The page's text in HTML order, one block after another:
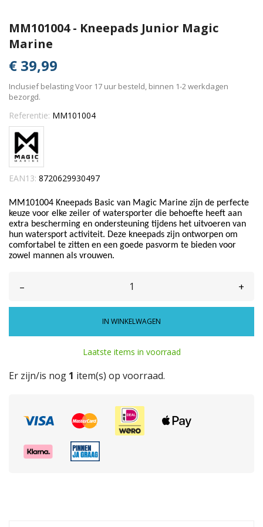
MM101004 - Kneepads Junior Magic
Marine
€ 39,99
Inclusief belastingVoor 17 uur besteld, binnen 1-2 werkdagen
bezorgd.
Referentie: MM101004
EAN13: 8720629930497
MM101004 Kneepads Basic van Magic Marine zijn de perfecte
keuze voor elke zeiler of watersporter die behoefte heeft aan
extra bescherming en ondersteuning tijdens het uitvoeren van
hun watersport activiteit. Deze kneepads zijn ontworpen om
comfortabel te zitten en een goede pasvorm te bieden voor
zowel mannen als vrouwen.
– +
IN WINKELWAGEN
Laatste items in voorraad
Er zijn/is nog 1 item(s) op voorraad.